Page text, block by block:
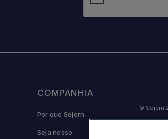
COMPANHIA
Por que Sojern
Seja nosso
© Sojern